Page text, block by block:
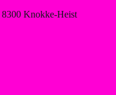
Knokke-Heist